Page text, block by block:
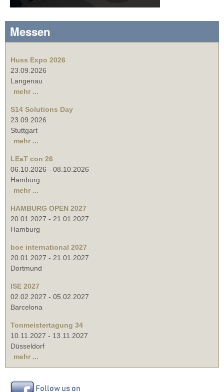
Messen
Huss Expo 2026
23.09.2026
Langenau
mehr ...
S14 Solutions Day
23.09.2026
Stuttgart
mehr ...
LEaT con 26
06.10.2026 - 08.10.2026
Hamburg
mehr ...
HAMBURG OPEN 2027
20.01.2027 - 21.01.2027
Hamburg
boe international 2027
20.01.2027 - 21.01.2027
Dortmund
ISE 2027
02.02.2027 - 05.02.2027
Barcelona
Tonmeistertagung 34
10.11.2027 - 13.11.2027
Düsseldorf
mehr ...